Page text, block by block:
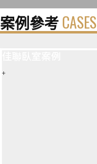
案例參考CASES
+